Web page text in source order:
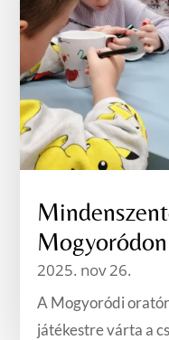
Mogyoródon
2025. nov 26.
A Mogyoródi
játékestre várta a